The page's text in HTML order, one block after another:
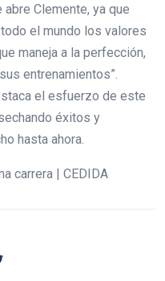
Clemente, ya que
el mundo los valores
maneja a la perfección,
entrenamientos”.
el esfuerzo de este
éxitos y
hasta ahora.
carrera | CEDIDA